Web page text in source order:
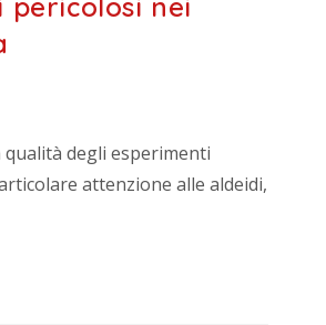
degli esperimenti
attenzione alle aldeidi,